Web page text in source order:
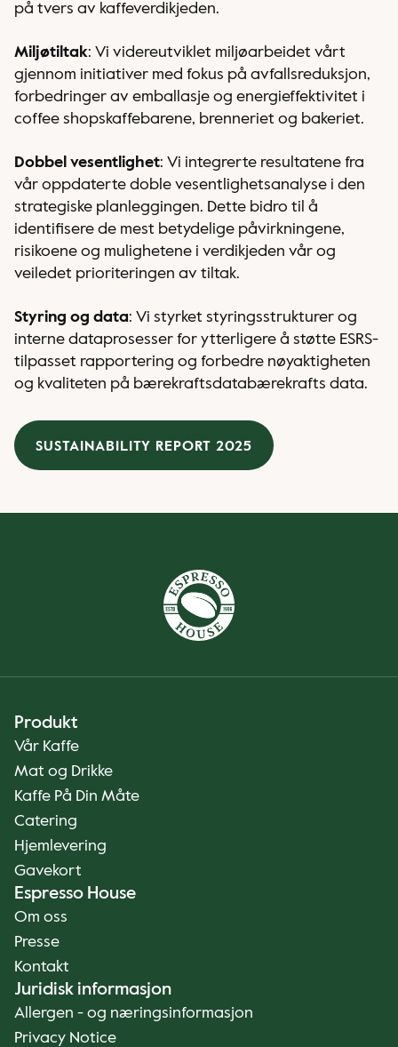
på tvers av kaffeverdikjeden.
Miljøtiltak: Vi videreutviklet miljøarbeidet vårt
gjennom initiativer med fokus på avfallsreduksjon,
forbedringer av emballasje og energieffektivitet i
coffee shopskaffebarene, brenneriet og bakeriet.
Dobbel vesentlighet: Vi integrerte resultatene fra
vår oppdaterte doble vesentlighetsanalyse i den
strategiske planleggingen. Dette bidro til å
identifisere de mest betydelige påvirkningene,
risikoene og mulighetene i verdikjeden vår og
veiledet prioriteringen av tiltak.
Styring og data: Vi styrket styringsstrukturer og
interne dataprosesser for ytterligere å støtte ESRS-
tilpasset rapportering og forbedre nøyaktigheten
og kvaliteten på bærekraftsdatabærekrafts data.
SUSTAINABILITY REPORT 2025
Produkt
Vår Kaffe
Mat og Drikke
Kaffe På Din Måte
Catering
Hjemlevering
Gavekort
Espresso House
Om oss
Presse
Kontakt
Juridisk informasjon
Allergen - og næringsinformasjon
Privacy Notice